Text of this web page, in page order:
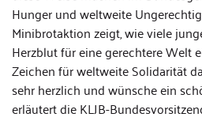
Hunger und weltweite
Minibrotaktion zeigt, wie viele
Herzblut für eine gerechtere Welt
Zeichen für weltweite Solidarität
sehr herzlich und wünsche ein
erläutert die KLJB-